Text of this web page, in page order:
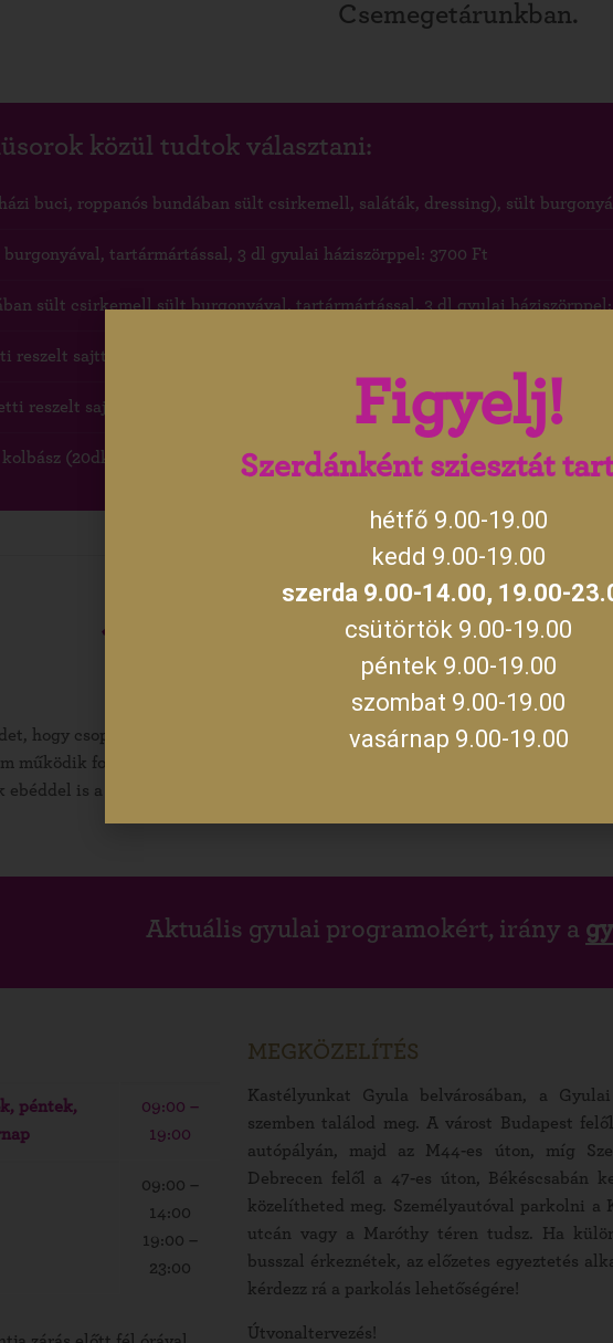
Csemegetárunkban.
közül tudtok választani:
buci, roppanós bundában sült csirkemell, saláták, dressing), sült
tartármártással, 3 dl gyulai háziszörppel: 3700 Ft
sült csirkemell sült burgonyával, tartármártással, 3 dl gyulai
reszelt sajttal, 3 dl gyulai háziszörppel: 3900 Ft
reszelt sajttal, 3 dl gyulai háziszörppel: 3900 Ft
(20dkg) kétféle mustár, sültburgonya, házi vegyesvágott,
hogy csoportonként csak egyféle menüt tudunk
működik folyamatosan, így csak előre rendelés esetén
ebéddel is a rendelkezésetekre állni.
További
Aktuális gyulai programokért, irány a
péntek,
09:00 –
19:00
09:00 –
14:00
19:00 –
23:00
MEGKÖZELÍTÉS
Kastélyunkat Gyula belvárosában, a Gyulai
szemben találod meg. A várost Budapest
autópályán, majd az M44-es úton, míg
Debrecen felől a 47-es úton, Békéscsabán
közelítheted meg. Személyautóval parkolni a
utcán vagy a Maróthy téren tudsz. Ha
busszal érkeznétek, az előzetes egyeztetés
kérdezz rá a parkolás lehetőségére!
Útvonaltervezés!
Figyelj!
Szerdánként sziesztát
hétfő 9.00-19.00
kedd 9.00-19.00
szerda 9.00-14.00, 19.00-
csütörtök 9.00-19.00
péntek 9.00-19.00
szombat 9.00-19.00
vasárnap 9.00-19.00